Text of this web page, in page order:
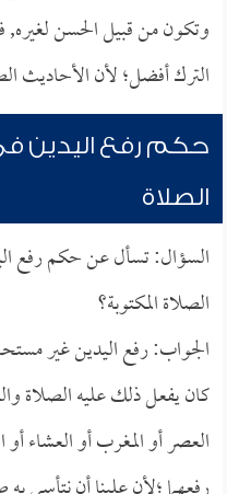
وتكون من قبيل الحسن لغيره,
الترك أفضل؛ لأن
حكم رفع اليدين
الصلاة
السؤال: تسأل عن حكم رفع
الصلاة المكتوبة؟
الجواب: رفع اليدين غير
كان يفعل ذلك عليه الصلاة
العصر أو المغرب أو العشاء